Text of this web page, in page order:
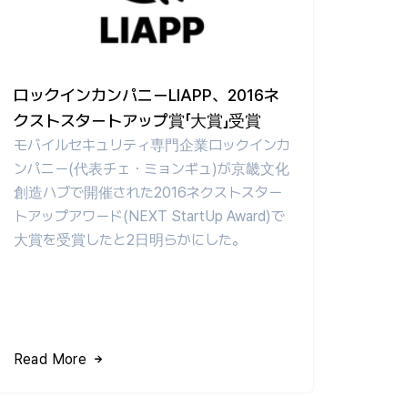
ロックインカンパニーLIAPP、2016ネ
クストスタートアップ賞「大賞」受賞
モバイルセキュリティ専門企業ロックインカ
ンパニー(代表チェ・ミョンギュ)が京畿文化
創造ハブで開催された2016ネクストスター
トアップアワード(NEXT StartUp Award)で
大賞を受賞したと2日明らかにした。
Read More